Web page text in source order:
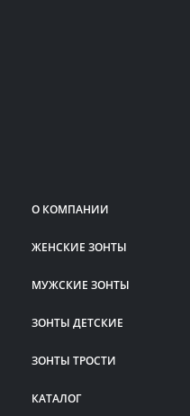
О КОМПАНИИ
ЖЕНСКИЕ ЗОНТЫ
МУЖСКИЕ ЗОНТЫ
ЗОНТЫ ДЕТСКИЕ
ЗОНТЫ ТРОСТИ
КАТАЛОГ